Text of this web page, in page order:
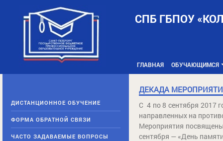
СПБ ГБПОУ
ГЛАВНАЯ ОБУЧАЮЩИМСЯ
ДИСТАНЦИОННОЕ ОБУЧЕНИЕ
ФОРМА ОБРАТНОЙ СВЯЗИ
ЧАСТО ЗАДАВАЕМЫЕ ВОПРОСЫ
ДЕКАДА
С 4 по 8 сентября 2017
направленных на
Мероприятия
сентября — «День